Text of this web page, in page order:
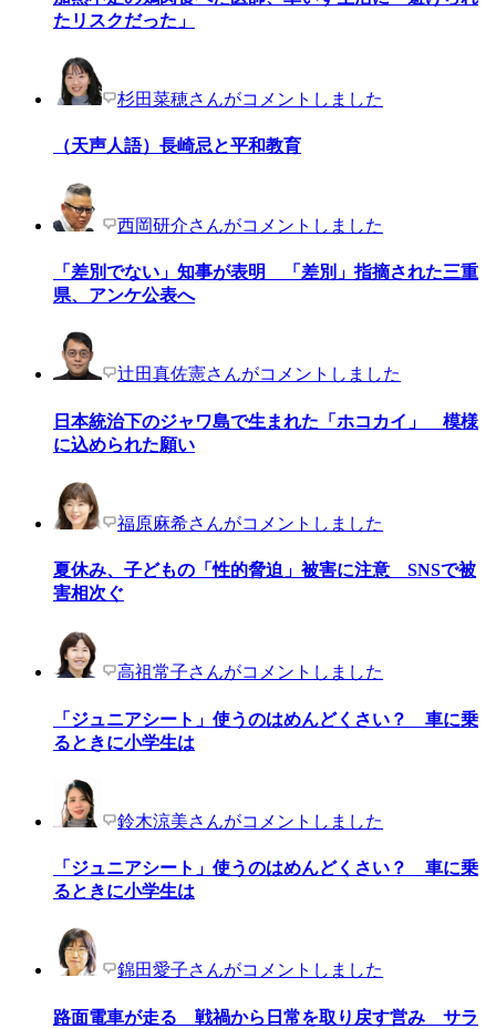
たリスクだった」
杉田菜穂さんがコメントしました
（天声人語）長崎忌と平和教育
西岡研介さんがコメントしました
「差別でない」知事が表明 「差別」指摘された三重
県、アンケ公表へ
辻田真佐憲さんがコメントしました
日本統治下のジャワ島で生まれた「ホコカイ」 模様
に込められた願い
福原麻希さんがコメントしました
夏休み、子どもの「性的脅迫」被害に注意 SNSで被
害相次ぐ
高祖常子さんがコメントしました
「ジュニアシート」使うのはめんどくさい？ 車に乗
るときに小学生は
鈴木涼美さんがコメントしました
「ジュニアシート」使うのはめんどくさい？ 車に乗
るときに小学生は
錦田愛子さんがコメントしました
路面電車が走る 戦禍から日常を取り戻す営み サラ